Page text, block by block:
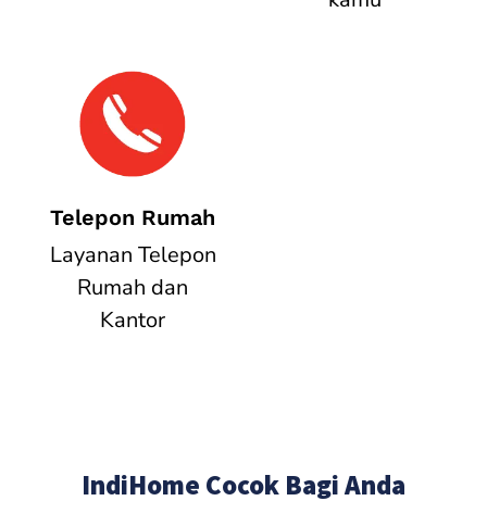
Telepon Rumah
Layanan Telepon
Rumah dan
Kantor
IndiHome Cocok Bagi Anda